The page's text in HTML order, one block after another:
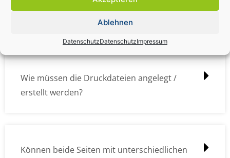
Ablehnen
DatenschutzDatenschutzImpressum
Wie kann ich die Daten (z.B. Logos und Texte)
Wie müssen die Druckdateien angelegt /
erstellt werden?
Können beide Seiten mit unterschiedlichen